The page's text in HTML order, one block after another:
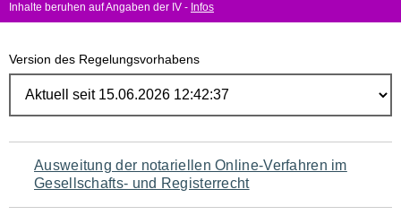
Inhalte beruhen auf Angaben der IV - Infos
Version des Regelungsvorhabens
Navigation
für
Ausweitung der notariellen Online-Verfahren im
Gesellschafts- und Registerrecht